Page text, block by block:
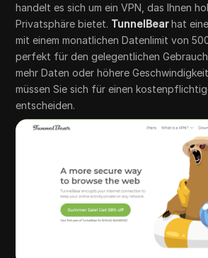
handelt es sich um ein VPN, das Ihnen
Privatsphäre bietet. TunnelBearhat
mit einem monatlichen Datenlimit von
perfekt für den gelegentlichen
mehr Daten oder höhere
müssen Sie sich für einen
entscheiden.